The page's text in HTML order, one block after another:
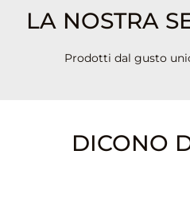
LA NOSTRA
Prodotti dal gusto
DICONO